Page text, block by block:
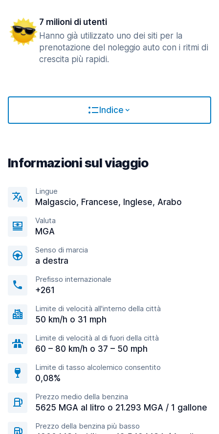
7 milioni di utenti
Hanno già utilizzato uno dei siti per la
prenotazione del noleggio auto con i ritmi di
crescita più rapidi.
Indice
Informazioni sul viaggio
Lingue
Malgascio, Francese, Inglese, Arabo
Valuta
MGA
Senso di marcia
a destra
Prefisso internazionale
+261
Limite di velocità all'interno della città
50 km/h o 31 mph
Limite di velocità al di fuori della città
60 – 80 km/h o 37 – 50 mph
Limite di tasso alcolemico consentito
0,08%
Prezzo medio della benzina
5625 MGA al litro o 21.293 MGA / 1 gallone
Prezzo della benzina più basso